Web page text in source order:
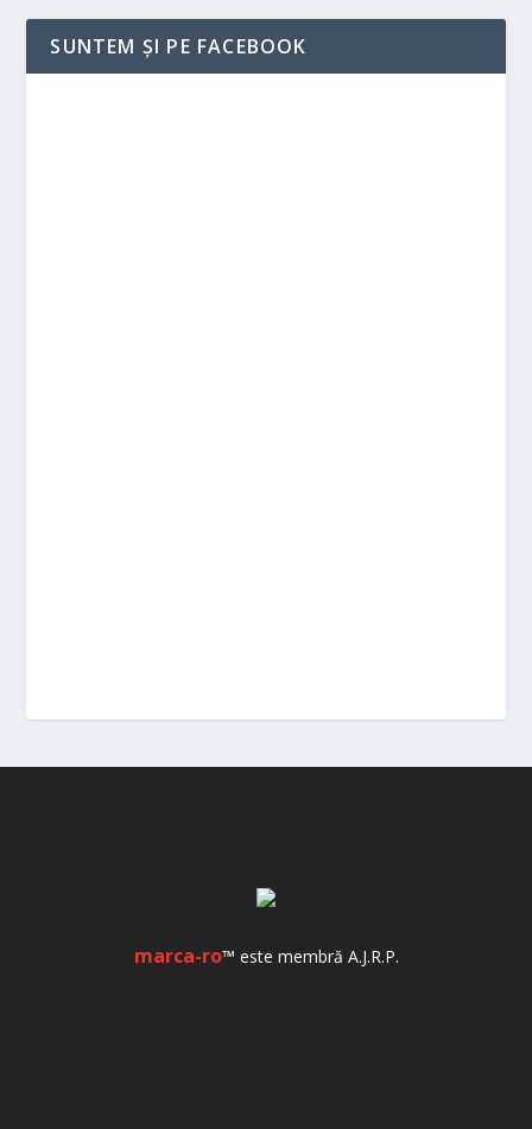
SUNTEM ȘI PE FACEBOOK
marca-ro™ este membră A.J.R.P.